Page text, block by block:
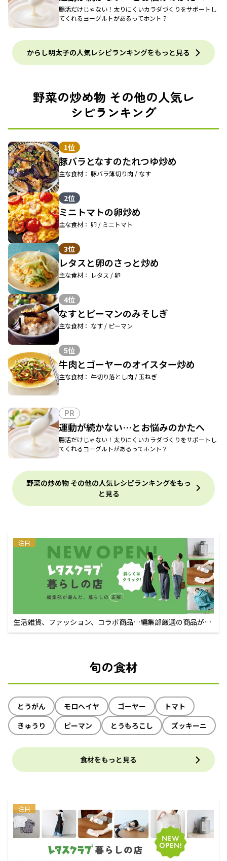
腸活だけじゃない！太りにくいカラダづくりをサポートし
てくれるヨーグルトがあるってホント？
からし明太子の人気レシピランキングをもっと見る
野菜の炒め物 その他の人気レ
シピランキング
1位
豚バラとなすのたれつゆ炒め
主な食材： 豚バラ薄切り肉 / なす
2位
ミニトマトの卵炒め
主な食材： 卵 / ミニトマト
3位
レタスと卵のさっと炒め
主な食材： レタス / 卵
4位
なすとピーマンのみそしぎ
主な食材： なす / ピーマン
5位
牛肉とゴーヤーのオイスター炒め
主な食材： 牛切り落とし肉 / 玉ねぎ
PR
運動が続かない…とお悩みのかたへ
腸活だけじゃない！太りにくいカラダづくりをサポートし
てくれるヨーグルトがあるってホント？
野菜の炒め物 その他の人気レシピランキングをもっ
と見る
注目
生活雑貨、ファッション、コラボ商品…編集部厳選の商品が買
えるECサイト
旬の食材
とうがん モロヘイヤ ゴーヤー
トマト
きゅうり
ピーマン とうもろこし ズッキーニ
食材をもっと見る
注目